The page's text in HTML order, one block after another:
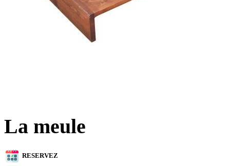
La meule
RESERVEZ